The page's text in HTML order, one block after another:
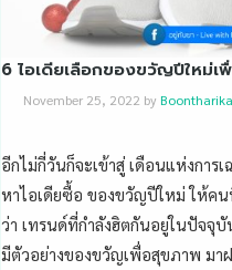
6 ไอเดียเลือกของขวัญปีใหม่เ
November 25, 2022 by
อีกไม่กี่วันก็จะเข้าสู่ เดือนแห่งการ
หาไอเดียซื้อ ของขวัญปีใหม่ ให้คน
ว่า เทรนด์ที่กำลังฮิตกันอยู่ในปัจจุ
มีตัวอย่างของขวัญเพื่อสุขภาพ มา